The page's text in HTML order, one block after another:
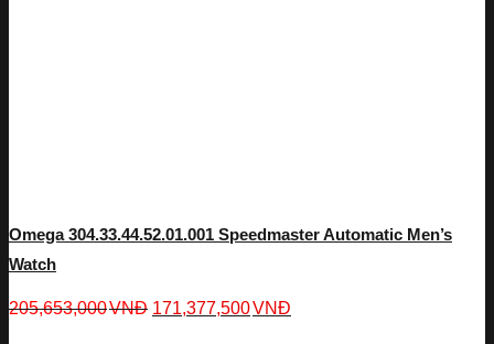
Omega 304.33.44.52.01.001 Speedmaster Automatic Men’s
Watch
205,653,000VNĐ 171,377,500VNĐ